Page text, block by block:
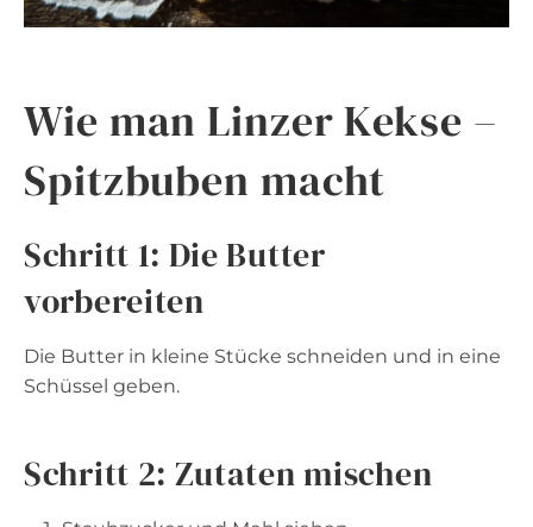
Wie man Linzer Kekse –
Spitzbuben macht
Schritt 1: Die Butter
vorbereiten
Die Butter in kleine Stücke schneiden und in eine
Schüssel geben.
Schritt 2: Zutaten mischen